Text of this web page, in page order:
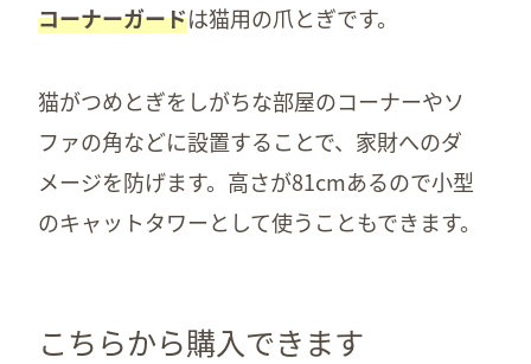
コーナーガードは猫用の爪とぎです。
猫がつめとぎをしがちな部屋のコーナーやソ
ファの角などに設置することで、家財へのダ
メージを防げます。高さが81cmあるので小型
のキャットタワーとして使うこともできます。
こちらから購入できます